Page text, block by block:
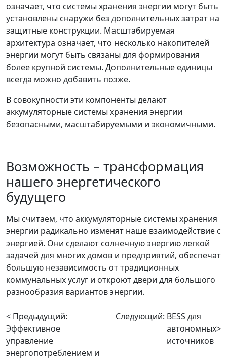
означает, что системы хранения энергии могут быть
установлены снаружи без дополнительных затрат на
защитные конструкции. Масштабируемая
архитектура означает, что несколько накопителей
энергии могут быть связаны для формирования
более крупной системы. Дополнительные единицы
всегда можно добавить позже.
В совокупности эти компоненты делают
аккумуляторные системы хранения энергии
безопасными, масштабируемыми и экономичными.
Возможность – трансформация
нашего энергетического
будущего
Мы считаем, что аккумуляторные системы хранения
энергии радикально изменят наше взаимодействие с
энергией. Они сделают солнечную энергию легкой
задачей для многих домов и предприятий, обеспечат
большую независимость от традиционных
коммунальных услуг и откроют двери для большого
разнообразия вариантов энергии.
< Предыдущий:
Эффективное
управление
энергопотреблением и
Следующий: BESS для
автономных
источников
>